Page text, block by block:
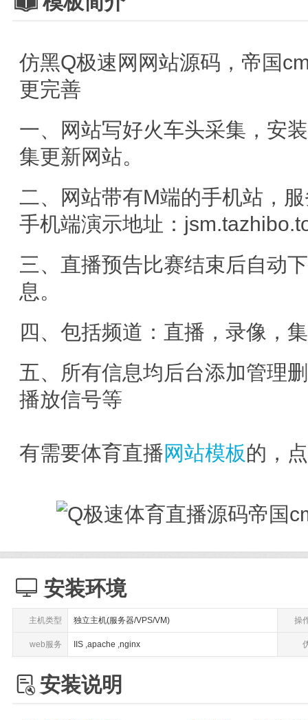
仿黑Q极速网网站源码，帝国
更完善
一、网站写好火车头采集，安
集更新网站。
二、网站带有M端的手机站，
手机端演示地址：
三、直播预告比赛结束后自动
息。
四、包括频道：直播，录像，
五、所有信息均后台添加管理
播放信号等
有需要体育直播网站模板的，
 安装环境
主机类型 独立主机(服务器/VPS/VM) 操
web服务 IIS ,apache ,nginx
 安装说明